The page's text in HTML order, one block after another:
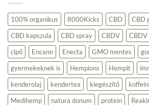
választás
a
környezettudatos
fogyasztóknak
bejegyzéshez
100% organikus 8000Kicks CBD
CBD
CBD kapszula
CBD spray CBDV CBDV
cipő
Encann Enecta GMO mentes
gyermekeknek is
Hempions Hempit
kenderolaj
kendertea kiegészítő
Medihemp
natura donum protein